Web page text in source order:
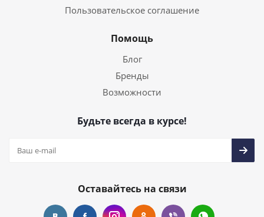
Пользовательское соглашение
Помощь
Блог
Бренды
Возможности
Будьте всегда в курсе!
Оставайтесь на связи